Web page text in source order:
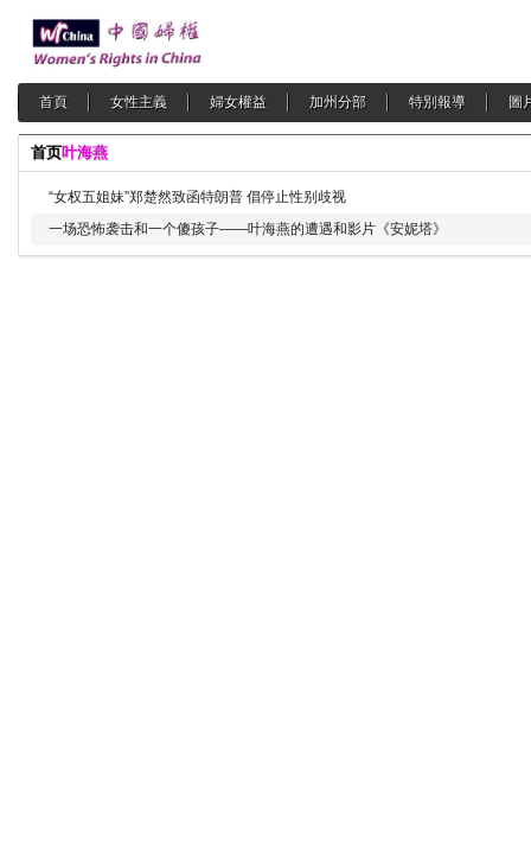
首頁 女性主義 婦女權益 加州分部 特別報導 圖
首页叶海燕
“女权五姐妹”郑楚然致函特朗普 倡停止性别歧视
一场恐怖袭击和一个傻孩子——叶海燕的遭遇和影片《安妮塔》